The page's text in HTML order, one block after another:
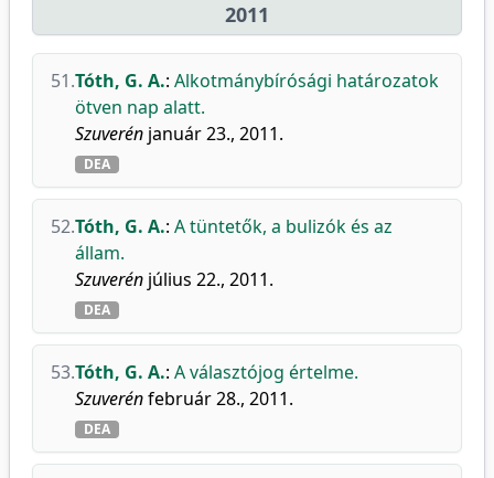
2011
51.Tóth, G. A.: Alkotmánybírósági határozatok
ötven nap alatt.
Szuverén január 23., 2011.
DEA
52.Tóth, G. A.: A tüntetők, a bulizók és az
állam.
Szuverén július 22., 2011.
DEA
53.Tóth, G. A.: A választójog értelme.
Szuverénfebruár 28., 2011.
DEA